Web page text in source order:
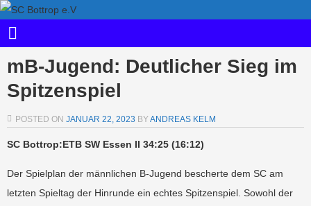
mB-Jugend: Deutlicher Sieg im
Spitzenspiel
POSTED ON JANUAR 22, 2023 BYANDREAS KELM
SC Bottrop:ETB SW Essen II 34:25 (16:12)
Der Spielplan der männlichen B-Jugend bescherte dem SC am
letzten Spieltag der Hinrunde ein echtes Spitzenspiel. Sowohl der